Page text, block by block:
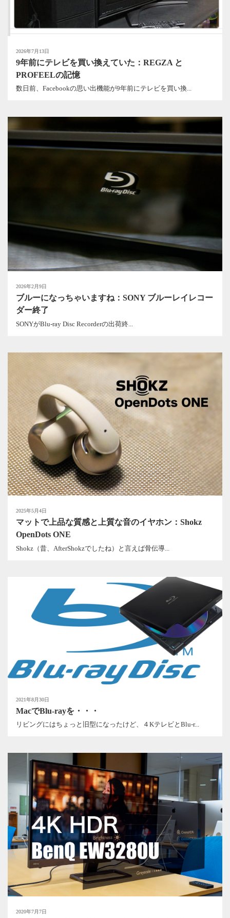
2026年7月13日
9年前にテレビを買い換えていた：REGZA と
PROFEELの記憶
数日前、Facebookの思い出機能が9年前にテレビを買い換...
2026年2月9日
ブルーになっちゃいますね：SONY ブルーレイレコー
ダー終了
SONYがBlu-ray Disc Recorderの出荷終...
2025年5月4日
マットで上品な質感と上質な音のイヤホン：Shokz
OpenDots ONE
Shokz（昔、AfterShokzでしたね）と言えば骨伝導...
2021年8月30日
MacでBlu-rayを・・・
リビングにはちょっと旧型になったけど、４KテレビとBlu-r...
2020年7月7日